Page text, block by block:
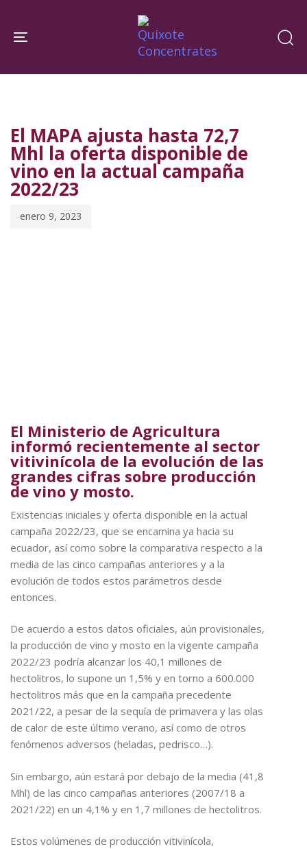
links
navigation
content
Toggle navigation
El MAPA ajusta hasta 72,7
Mhl la oferta disponible de
vino en la actual campaña
2022/23
enero 9, 2023
El Ministerio de Agricultura
informó recientemente al sector
vitivinícola de la evolución de las
grandes cifras sobre producción
de vino y mosto.
Existencias iniciales y oferta disponible en la actual
campaña 2022/23, que se encamina ya hacia su
ecuador, así como sobre la comparativa respecto a la
media de las cinco campañas anteriores y a la
evolución de todos estos parámetros desde
entonces.
De acuerdo a estos datos oficiales, aún provisionales,
la producción de vino y mosto en la vigente campaña
2022/23 podría alcanzar los 40,1 millones de
hectolitros, lo supone un 1,5% y en torno a 600.000
hectolitros más que en la campaña precedente
2021/22, a pesar de la sequía de primavera y las olas
de calor de este último verano, así como de otros
fenómenos adversos (heladas, pedrisco…).
Sin embargo, aún estará por debajo de la media (41,8
Mhl) de las cinco campañas anteriores (2007/18 a
2021/22) en un 4,1% y en 1,7 millones de hectolitros.
Estos volúmenes de producción vitivinícola,